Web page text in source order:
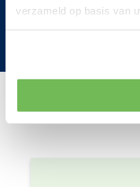
verzameld op basis van
Blowerdoor en
Wat onze